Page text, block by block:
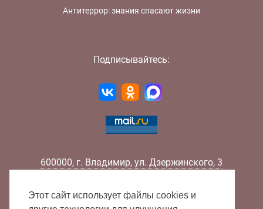
Антитеррор: знания спасают жизни
Подписывайтесь:
600000, г. Владимир, ул. Дзержинского, 3
Факс:
+7 (4922) 32-52-88
E-mail:
info@lib33.ru
Этот сайт использует файлы cookies и